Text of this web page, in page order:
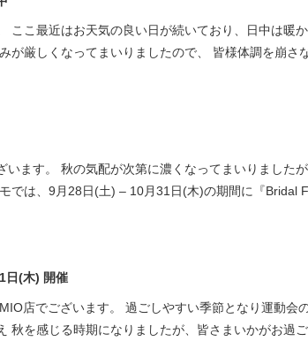
テム
ポート
ここ最近はお天気の良い日が続いており、日中は暖
が厳しくなってまいりましたので、 皆様体調を崩さ
います。 秋の気配が次第に濃くなってまいりました
では、9月28日(土) – 10月31日(木)の期間に『Bridal
日(木) 開催
店でございます。 過ごしやすい季節となり運動会
秋を感じる時期になりましたが、皆さまいかがお過